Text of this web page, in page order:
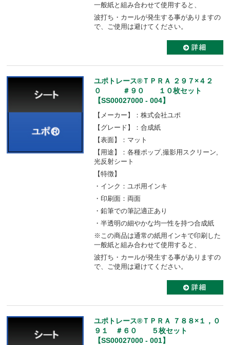
一般紙と組み合わせて使用すると、
波打ち・カールが発生する事がありますの
で、ご使用は避けてください。
ユポトレース®ＴＰＲＡ ２９７×４２
０ ＃９０ １０枚セット
【SS00027000 - 004】
【メーカー】：株式会社ユポ
【グレード】：合成紙
【表面】：マット
【用途】：各種ポップ,撮影用スクリーン,
光反射シート
【特徴】
・インク：ユポ用インキ
・印刷面：両面
・鉛筆での筆記適正あり
・半透明の細やかな均一性を持つ合成紙
※この商品は通常の紙用インキで印刷した
一般紙と組み合わせて使用すると、
波打ち・カールが発生する事がありますの
で、ご使用は避けてください。
ユポトレース®ＴＰＲＡ ７８８×１，０
９１ ＃６０ ５枚セット
【SS00027000 - 001】